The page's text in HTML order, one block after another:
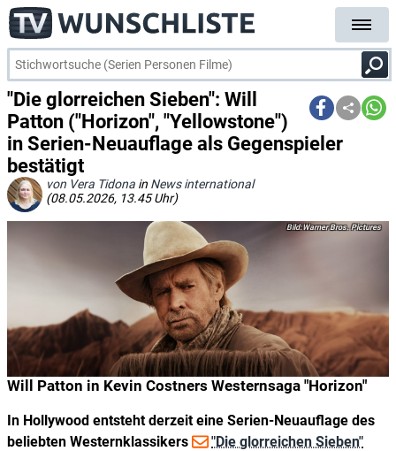
"Die glorreichen Sieben": Will
Patton ("Horizon", "Yellowstone")
in Serien-Neuauflage als Gegenspieler
bestätigt
von Vera Tidona in News international
(08.05.2026, 13.45 Uhr)
Will Patton in Kevin Costners Westernsaga "Horizon"
Warner Bros. Pictures
In Hollywood entsteht derzeit eine Serien-Neuauflage des
beliebten Westernklassikers
"Die glorreichen Sieben"